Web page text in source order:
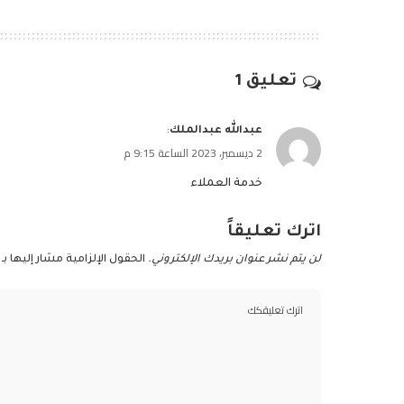
تعليق 1
عبدالله عبدالملك:
2 ديسمبر، 2023 الساعة 9:15 م
خدمة العملاء
اترك تعليقاً
لن يتم نشر عنوان بريدك الإلكتروني. الحقول الإلزامية مشار إليها بـ